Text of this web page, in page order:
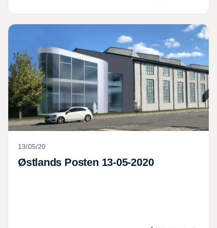
Østlands Posten 13-05-2020
13/05/20
Østlands Posten 13-05-2020